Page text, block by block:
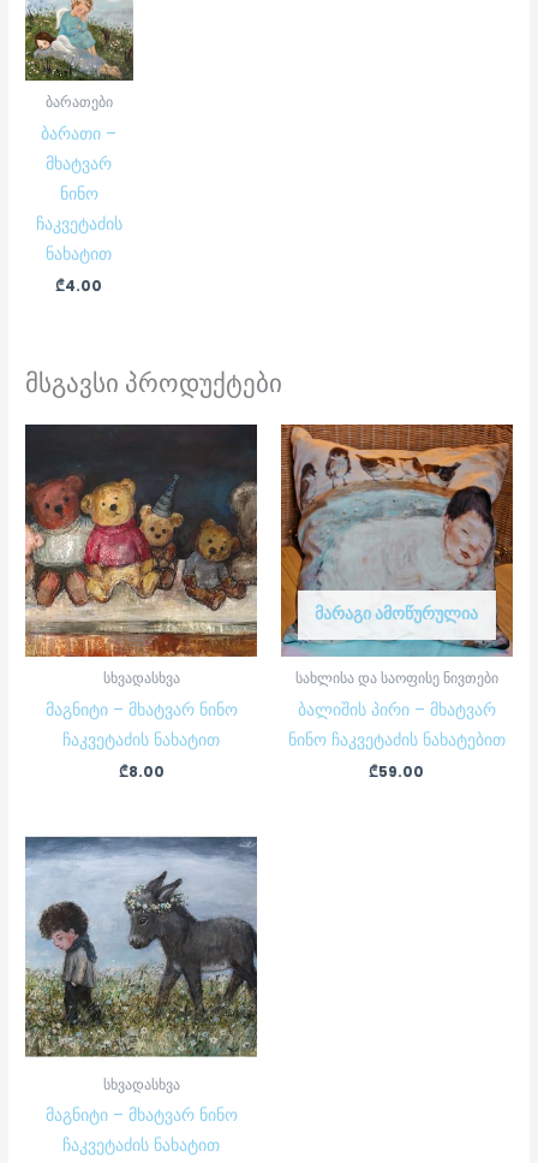
ბარათები
ბარათი –
მხატვარ
ნინო
ჩაკვეტაძის
ნახატით
₾4.00
მსგავსი პროდუქტები
სხვადასხვა
მაგნიტი – მხატვარ ნინო
ჩაკვეტაძის ნახატით
₾8.00
ᲛᲐᲠᲐᲒᲘ ᲐᲛᲝᲬᲣᲠᲣᲚᲘᲐ
სახლისა და საოფისე ნივთები
ბალიშის პირი – მხატვარ
ნინო ჩაკვეტაძის ნახატებით
₾59.00
სხვადასხვა
მაგნიტი – მხატვარ ნინო
ჩაკვეტაძის ნახატით